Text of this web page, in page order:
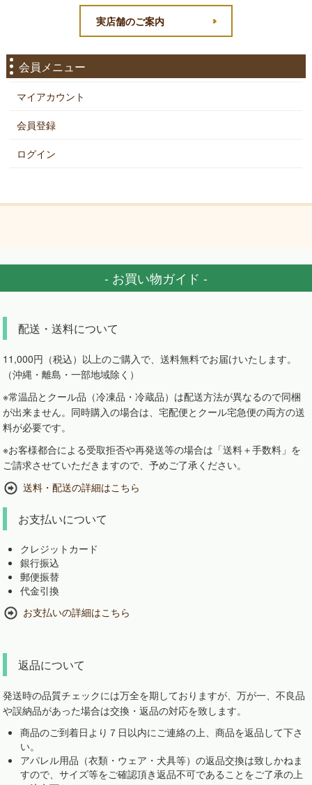
実店舗のご案内
会員メニュー
マイアカウント
会員登録
ログイン
- お買い物ガイド -
配送・送料について
11,000円（税込）以上のご購入で、送料無料でお届けいたします。
（沖縄・離島・一部地域除く）
※常温品とクール品（冷凍品・冷蔵品）は配送方法が異なるので同梱
が出来ません。同時購入の場合は、宅配便とクール宅急便の両方の送
料が必要です。
※お客様都合による受取拒否や再発送等の場合は「送料＋手数料」を
ご請求させていただきますので、予めご了承ください。
送料・配送の詳細はこちら
お支払いについて
クレジットカード
銀行振込
郵便振替
代金引換
お支払いの詳細はこちら
返品について
発送時の品質チェックには万全を期しておりますが、万が一、不良品
や誤納品があった場合は交換・返品の対応を致します。
商品のご到着日より７日以内にご連絡の上、商品を返品して下さ
い。
アパレル用品（衣類・ウェア・犬具等）の返品交換は致しかねま
すので、サイズ等をご確認頂き返品不可であることをご了承の上